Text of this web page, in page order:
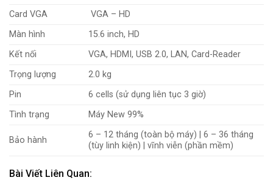
Card VGA
VGA – HD
Màn hình
15.6 inch, HD
Kết nối
VGA, HDMI, USB 2.0, LAN, Card-Reader
Trọng lượng
2.0 kg
Pin
6 cells (sử dụng liên tục 3 giờ)
Tình trạng
Máy New 99%
Bảo hành
6 – 12 tháng (toàn bộ máy) | 6 – 36 tháng
(tùy linh kiện) | vĩnh viễn (phần mềm)
Bài Viết Liên Quan: